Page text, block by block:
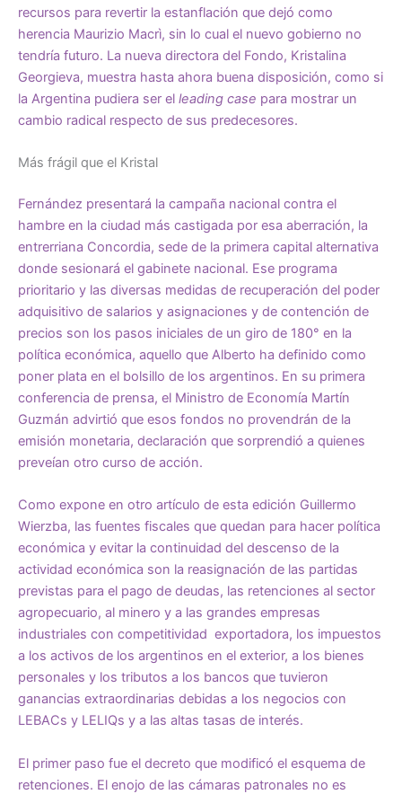
recursos para revertir la estanflación que dejó como
herencia Maurizio Macrì, sin lo cual el nuevo gobierno no
tendría futuro. La nueva directora del Fondo, Kristalina
Georgieva, muestra hasta ahora buena disposición, como si
la Argentina pudiera ser el leading case para mostrar un
cambio radical respecto de sus predecesores.
Más frágil que el Kristal
Fernández presentará la campaña nacional contra el
hambre en la ciudad más castigada por esa aberración, la
entrerriana Concordia, sede de la primera capital alternativa
donde sesionará el gabinete nacional. Ese programa
prioritario y las diversas medidas de recuperación del poder
adquisitivo de salarios y asignaciones y de contención de
precios son los pasos iniciales de un giro de 180° en la
política económica, aquello que Alberto ha definido como
poner plata en el bolsillo de los argentinos. En su primera
conferencia de prensa, el Ministro de Economía Martín
Guzmán advirtió que esos fondos no provendrán de la
emisión monetaria, declaración que sorprendió a quienes
preveían otro curso de acción.
Como expone en otro artículo de esta edición Guillermo
Wierzba, las fuentes fiscales que quedan para hacer política
económica y evitar la continuidad del descenso de la
actividad económica son la reasignación de las partidas
previstas para el pago de deudas, las retenciones al sector
agropecuario, al minero y a las grandes empresas
industriales con competitividad exportadora, los impuestos
a los activos de los argentinos en el exterior, a los bienes
personales y los tributos a los bancos que tuvieron
ganancias extraordinarias debidas a los negocios con
LEBACs y LELIQs y a las altas tasas de interés.
El primer paso fue el decreto que modificó el esquema de
retenciones. El enojo de las cámaras patronales no es